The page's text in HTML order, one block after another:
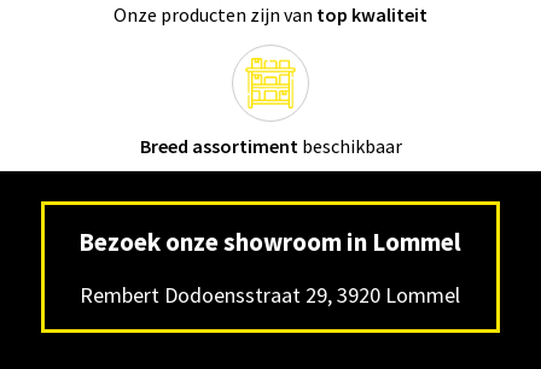
Onze producten zijn van top kwaliteit
Breed assortiment beschikbaar
Bezoek onze showroom in Lommel
Rembert Dodoensstraat 29, 3920 Lommel